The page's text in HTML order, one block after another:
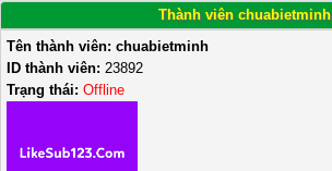
Thành viên chuabietminh
Tên thành viên: chuabietminh
ID thành viên: 23892
Trạng thái: Offline